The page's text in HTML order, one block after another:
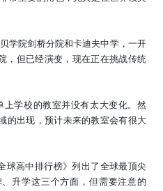
学院剑桥分院和卡迪夫中学，一开
，但已经演变，现在正在挑战传统
上学校的教室并没有太大变化。然
的出现，预计未来的教室会有很大
球高中排行榜》列出了全球最顶尖
升学这三个方面， 但需要注意的